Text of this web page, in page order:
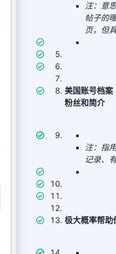
注：意
帖子的
页，但
美国账号档案
粉丝和简介
注：指
记录、
极大概率帮助